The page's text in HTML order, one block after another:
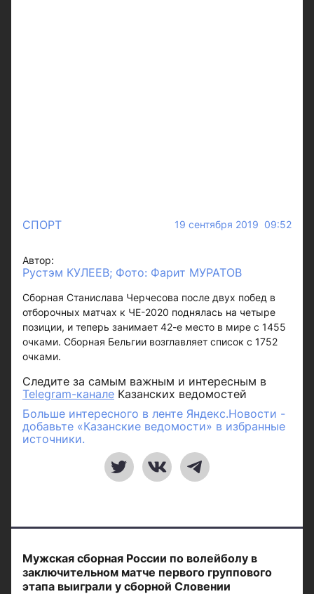
СПОРТ 19 сентября 2019 09:52
Автор:
Рустэм КУЛЕЕВ; Фото: Фарит МУРАТОВ
Сборная Станислава Черчесова после двух побед в
отборочных матчах к ЧЕ-2020 поднялась на четыре
позиции, и теперь занимает 42-е место в мире с 1455
очками. Сборная Бельгии возглавляет список с 1752
очками.
Следите за самым важным и интересным в
Telegram-канале Казанских ведомостей
Больше интересного в ленте Яндекс.Новости -
добавьте «Казанские ведомости» в избранные
источники.
Мужская сборная России по волейболу в
заключительном матче первого группового
этапа выиграли у сборной Словении